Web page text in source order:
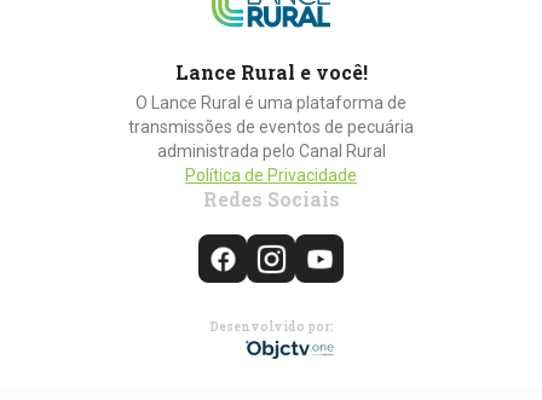
Lance Rural e você!
O Lance Rural é uma plataforma de
transmissões de eventos de pecuária
administrada pelo Canal Rural
Política de Privacidade
Redes Sociais
Desenvolvido por: